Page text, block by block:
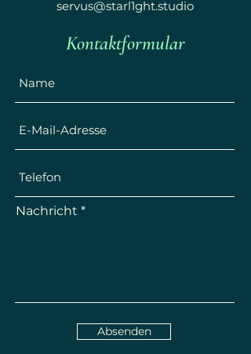
servus@starl1ght.studio
Kontaktformular
Nachricht
Absenden